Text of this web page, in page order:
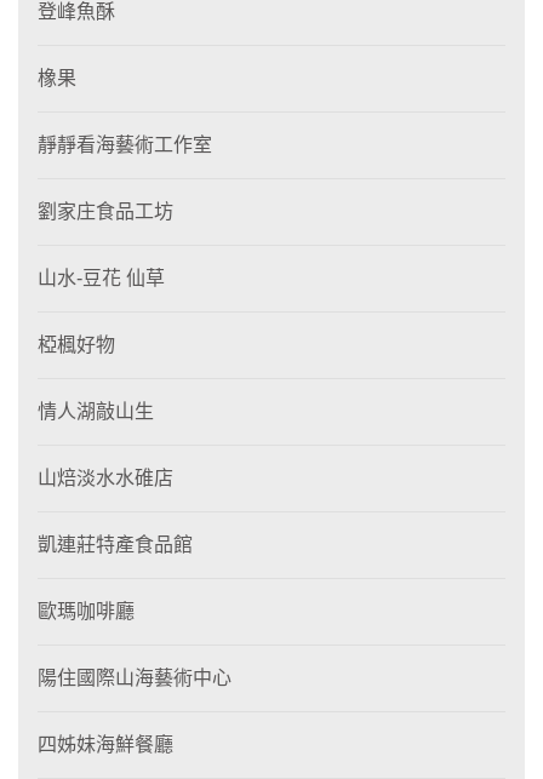
登峰魚酥
橡果
靜靜看海藝術工作室
劉家庄食品工坊
山水-豆花 仙草
椏楓好物
情人湖敲山生
山焙淡水水碓店
凱連莊特產食品館
歐瑪咖啡廳
陽住國際山海藝術中心
四姊妹海鮮餐廳